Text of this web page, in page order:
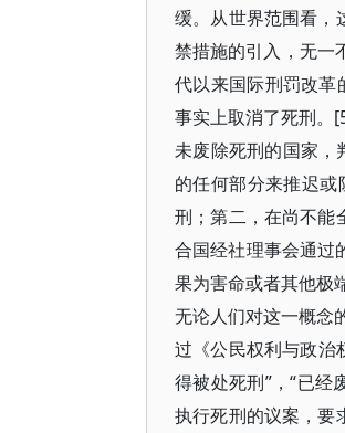
缓。从世界范围看，
禁措施的引入，无一
代以来国际刑罚改革
事实上取消了死刑。
未废除死刑的国家，
的任何部分来推迟
刑；第二，在尚不能
合国经社理事会通过
果为害命或者其他极
无论人们对这一概念
过《公民权利与政治
得被处死刑”，“已
执行死刑的议案，要